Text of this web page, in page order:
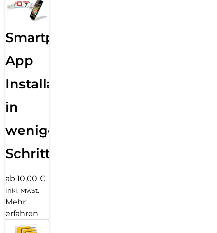
Smartphone
App
Installation
in
wenigen
Schritten
ab 10,00 €
inkl. MwSt.
Mehr
erfahren